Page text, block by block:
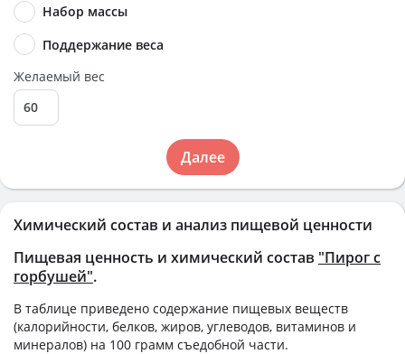
Химический состав и анализ пищевой ценности
Пищевая ценность и химический состав "Пирог с
горбушей".
В таблице приведено содержание пищевых веществ
(калорийности, белков, жиров, углеводов, витаминов и
минералов) на 100 грамм съедобной части.
Набор массы
Поддержание веса
Желаемый вес
Далее